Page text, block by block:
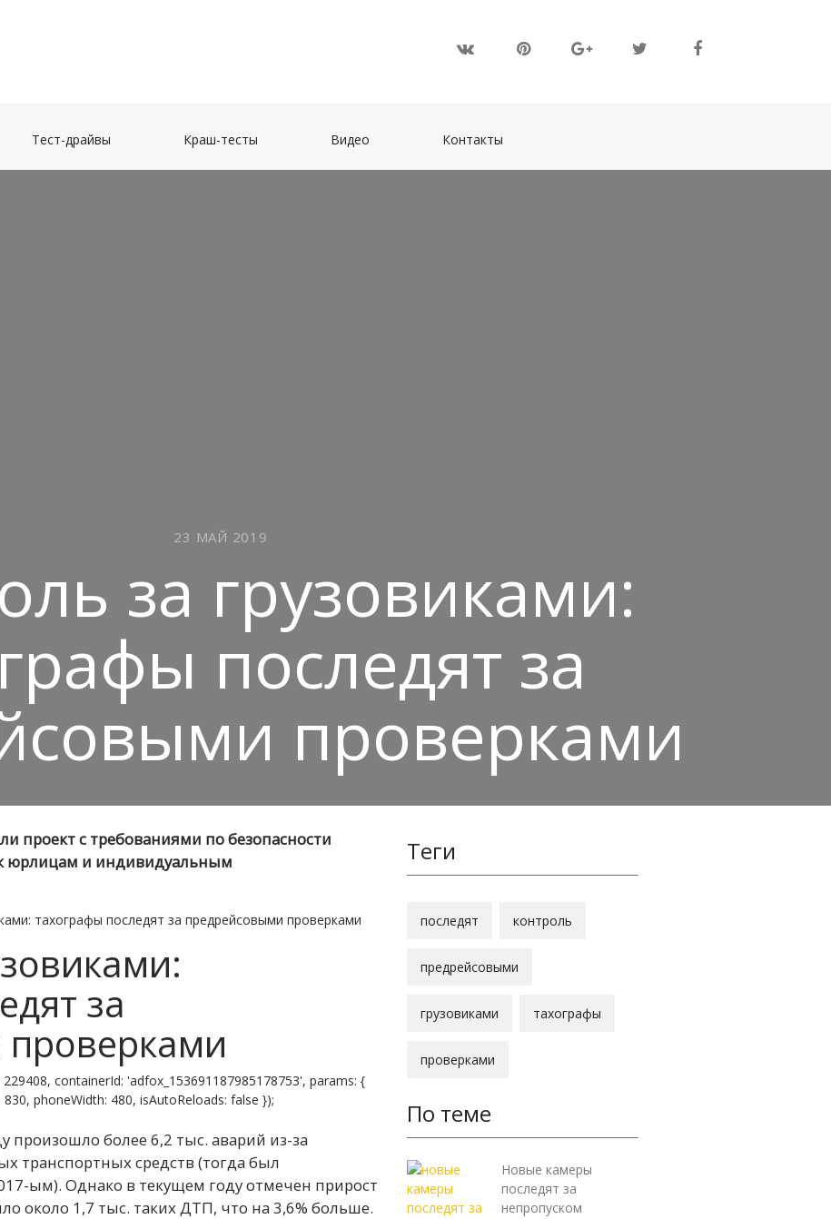
Тест-драйвы Краш-тесты Видео Контакты
23 МАЙ 2019
за грузовиками:
последят за
проверками
проект с требованиями по безопасности
юрлицам и индивидуальным
тахографы последят за предрейсовыми проверками
за
containerId: 'adfox_153691187985178753', params: {
phoneWidth: 480, isAutoReloads: false });
более 6,2 тыс. аварий из-за
транспортных средств (тогда был
ым). Однако в текущем году отмечен прирост
около 1,7 тыс. таких ДТП, что на 3,6% больше.
Теги
последят контроль
предрейсовыми
грузовиками тахографы
проверками
По теме
Новые камеры
последят за
непропуском